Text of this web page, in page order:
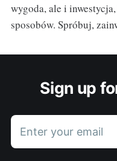
wygoda, ale i
sposobów. Spróbuj,
Sign up
Enter your email